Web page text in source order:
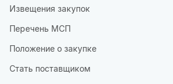
Извещения закупок
Перечень МСП
Положение о закупке
Стать поставщиком